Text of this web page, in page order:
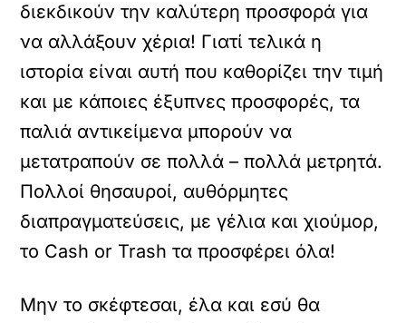
διεκδικούν την καλύτερη προσφορά για
να αλλάξουν χέρια! Γιατί τελικά η
ιστορία είναι αυτή που καθορίζει την τιμή
και με κάποιες έξυπνες προσφορές, τα
παλιά αντικείμενα μπορούν να
μετατραπούν σε πολλά – πολλά μετρητά.
Πολλοί θησαυροί, αυθόρμητες
διαπραγματεύσεις, με γέλια και χιούμορ,
το Cash or Trash τα προσφέρει όλα!
Μην το σκέφτεσαι, έλα και εσύ θα